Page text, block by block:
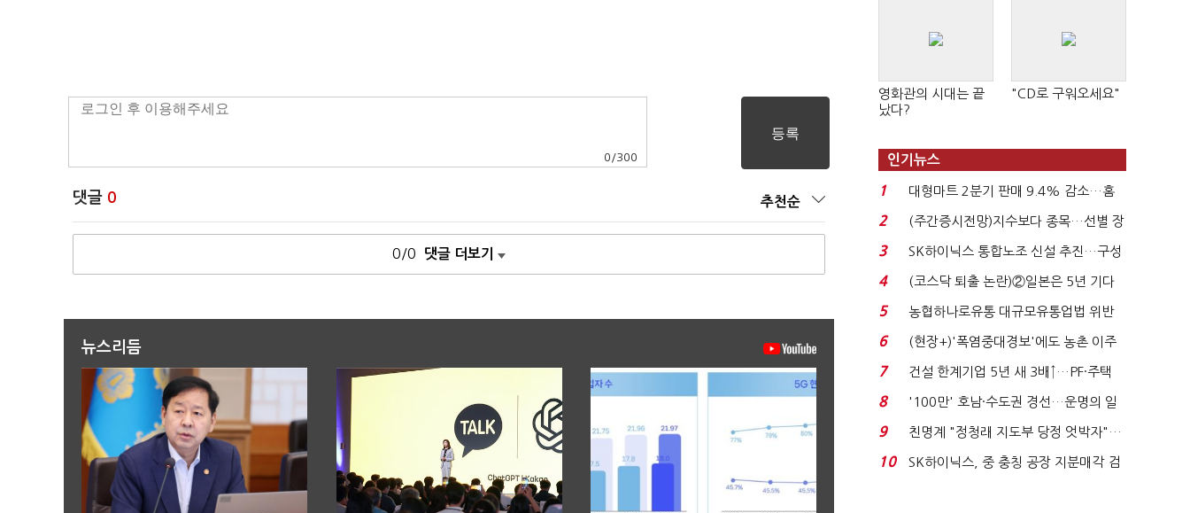
0 /300
댓글 0 추천순
0/0 댓글 더보기
뉴스리듬
영화관의 시대는 끝
났다?
"CD로 구워오세요"
인기뉴스
1
대형마트 2분기 판매 9.4% 감소…홈
플러스 사태 여파...
2
(주간증시전망)지수보다 종목…선별 장
세 이어진다...
3
SK하이닉스 통합노조 신설 추진…구성
원 간 성과급 불...
4
(코스닥 퇴출 논란)②일본은 5년 기다
려주는데 우리는 ...
5
농협하나로유통 대규모유통업법 위반
적발…공정위, 과...
6
(현장+)'폭염중대경보'에도 농촌 이주
노동자는 강행군…'야...
7
건설 한계기업 5년 새 3배↑…PF·주택
침체에 재무 ...
8
'100만' 호남·수도권 경선…운명의 일
주일
9
친명계 "정청래 지도부 당정 엇박자"…
친청계 "신천지 오...
10
SK하이닉스, 중 충칭 공장 지분매각 검